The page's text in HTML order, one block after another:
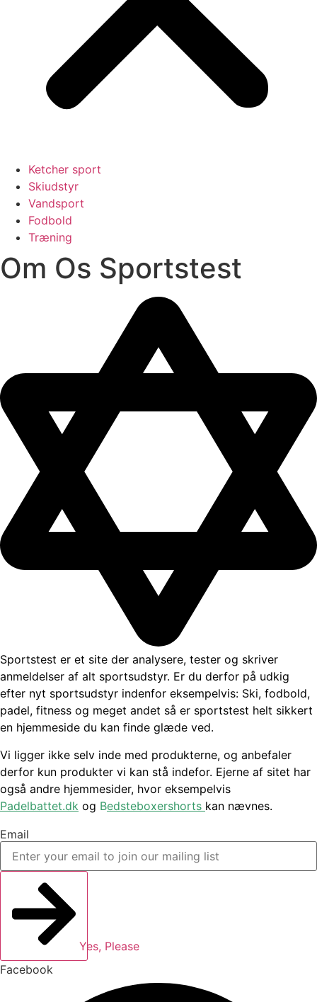
Ketcher sport
Skiudstyr
Vandsport
Fodbold
Træning
Om Os Sportstest
Sportstest er et site der analysere, tester og skriver
anmeldelser af alt sportsudstyr. Er du derfor på udkig
efter nyt sportsudstyr indenfor eksempelvis: Ski, fodbold,
padel, fitness og meget andet så er sportstest helt sikkert
en hjemmeside du kan finde glæde ved.
Vi ligger ikke selv inde med produkterne, og anbefaler
derfor kun produkter vi kan stå indefor. Ejerne af sitet har
også andre hjemmesider, hvor eksempelvis
Padelbattet.dk og Bedsteboxershorts kan nævnes.
Email
Yes, Please
Facebook